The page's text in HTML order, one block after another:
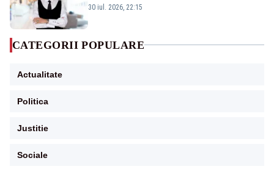
Bolojan”
30 iul. 2026, 22:15
CATEGORII POPULARE
Actualitate
Politica
Justitie
Sociale